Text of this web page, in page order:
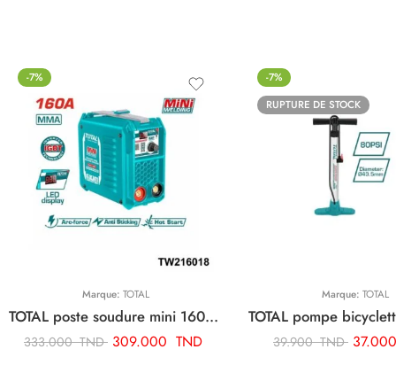
-7%
Marque: TOTAL
TOTAL poste soudure mini 160a TW216018
333.000TND 309.000 TND
-7%
RUPTURE DE STOCK
Marque: TOTAL
39.900TND